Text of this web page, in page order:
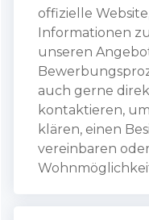
offizielle
Informationen
unseren
auch gerne
kontaktieren,
klären, einen
vereinbaren